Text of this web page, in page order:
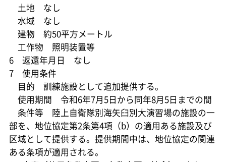
土地 なし
水域 なし
建物 約50平方メートル
工作物 照明装置等
6 返還年月日 なし
7 使用条件
目的 訓練施設として追加提供する。
使用期間 令和6年7月5日から同年8月5日までの間
条件等 陸上自衛隊別海矢臼別大演習場の施設の一
部を、地位協定第2条第4項（b）の適用ある施設及び
区域として提供する。提供期間中は、地位協定の関連
ある条項が適用される。